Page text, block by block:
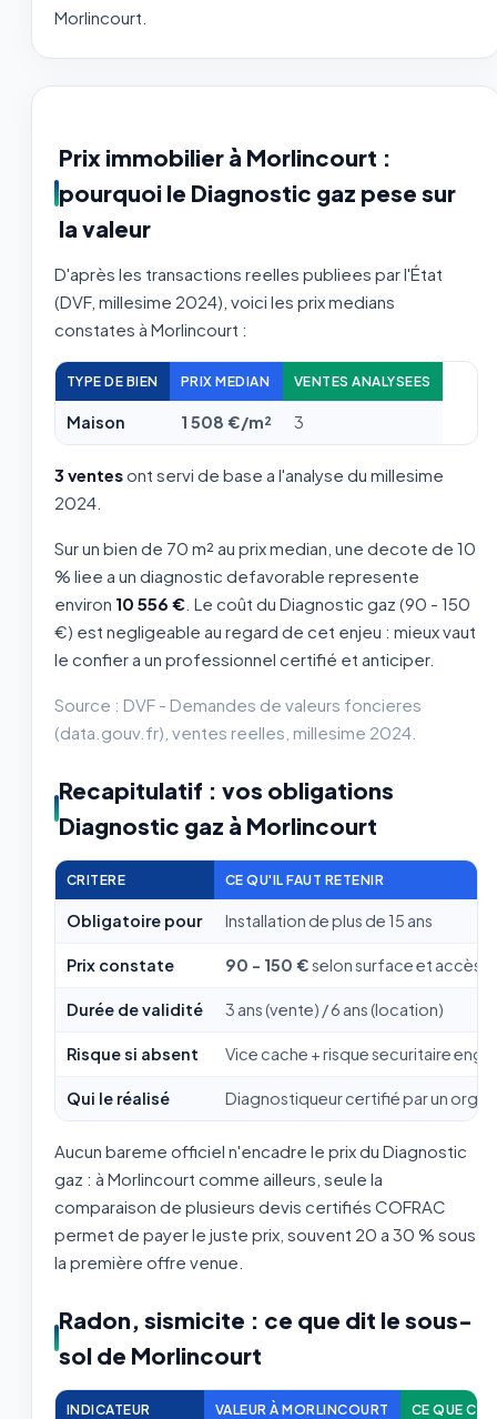
Morlincourt.
Prix immobilier à Morlincourt :
pourquoi le Diagnostic gaz pese sur
la valeur
D'après les transactions reelles publiees par l'État
(DVF, millesime 2024), voici les prix medians
constates à Morlincourt :
TYPE DE BIEN PRIX MEDIAN VENTES ANALYSEES
Maison 1 508 €/m² 3
3 ventesont servi de base a l'analyse du millesime
2024.
Sur un bien de 70 m² au prix median, une decote de 10
% liee a un diagnostic defavorable represente
environ 10 556 € . Le coût du Diagnostic gaz (90 - 150
€) est negligeable au regard de cet enjeu : mieux vaut
le confier a un professionnel certifié et anticiper.
Source : DVF - Demandes de valeurs foncieres
(data.gouv.fr), ventes reelles, millesime 2024.
Recapitulatif : vos obligations
Diagnostic gaz à Morlincourt
CRITERE CE QU'IL FAUT RETENIR
Obligatoire pour Installation de plus de 15 ans
Prix constate 90 - 150 €selon surface et accès
Durée de validité 3 ans (vente) / 6 ans (location)
Risque si absent Vice cache + risque securitaire
Qui le réalisé Diagnostiqueur certifié par un
Aucun bareme officiel n'encadre le prix du Diagnostic
gaz : à Morlincourt comme ailleurs, seule la
comparaison de plusieurs devis certifiés COFRAC
permet de payer le juste prix, souvent 20 a 30 % sous
la première offre venue.
Radon, sismicite : ce que dit le sous-
sol de Morlincourt
INDICATEUR VALEUR À MORLINCOURT CE QUE